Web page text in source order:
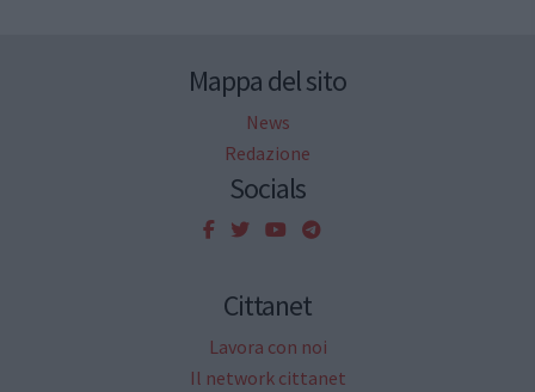
Mappa del sito
News
Redazione
Socials
Cittanet
Lavora con noi
Il network cittanet